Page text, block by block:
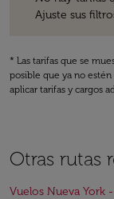
Ajuste sus
* Las tarifas que se
posible que ya no
aplicar tarifas y cargos
Otras rutas
Vuelos Nueva York